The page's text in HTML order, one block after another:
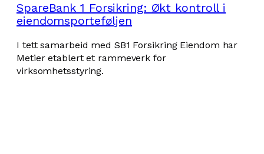
SpareBank 1 Forsikring: Økt kontroll i
eiendomsporteføljen
I tett samarbeid med SB1 Forsikring Eiendom har
Metier etablert et rammeverk for
virksomhetsstyring.